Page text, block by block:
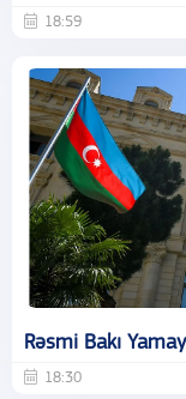
18:59
Rəsmi Bakı
18:30